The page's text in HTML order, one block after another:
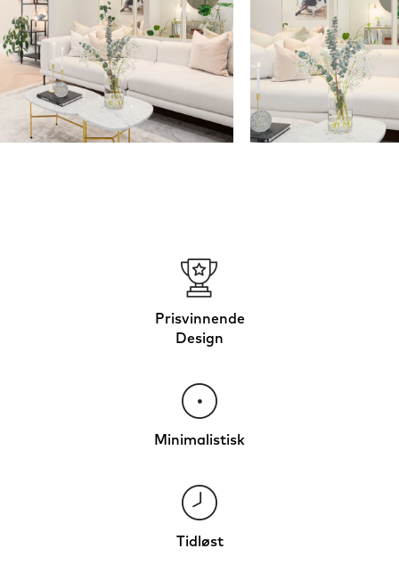
Prisvinnende
Design
Minimalistisk
Tidløst